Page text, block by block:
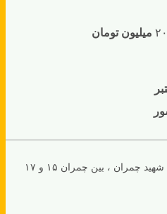
میلیون تومان
چمران ، بین چمران ۱۵ و ۱۷